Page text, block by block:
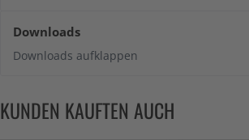
Downloads
Downloads aufklappen
KUNDEN KAUFTEN AUCH